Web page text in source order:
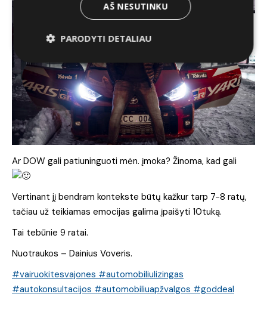
Ar DOW gali patiuninguoti mėn. įmoka? Žinoma, kad gali
Vertinant jį bendram kontekste būtų kažkur tarp 7-8 ratų,
tačiau už teikiamas emocijas galima įpaišyti 10tuką.
Tai tebūnie 9 ratai.
Nuotraukos – Dainius Voveris.
#vairuokitesvajones #automobiliulizingas
#autokonsultacijos #automobiliuapžvalgos #goddeal
AŠ NESUTINKU
PARODYTI DETALIAU